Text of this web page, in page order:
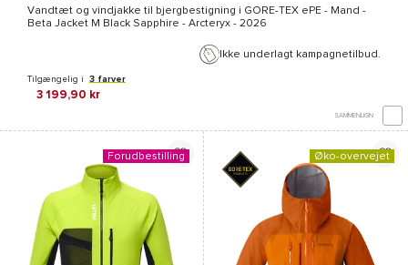
Vandtæt og vindjakke til bjergbestigning i GORE-TEX ePE - Mand -
Beta Jacket M Black Sapphire - Arcteryx - 2026
Ikke underlagt kampagnetilbud.
3 199,90 kr
Tilgængelig i 3 farver
SAMMENLIGN
Forudbestilling Øko-overvejet